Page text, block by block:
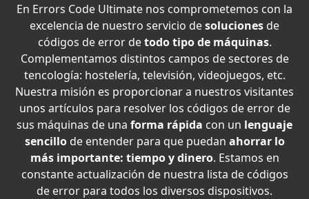
En Errors Code Ultimate nos comprometemos con la
excelencia de nuestro servicio desoluciones de
códigos de error detodo tipo de máquinas.
Complementamos distintos campos de sectores de
tencología: hostelería, televisión, videojuegos, etc.
Nuestra misión es proporcionar a nuestros visitantes
unos artículos para resolver los códigos de error de
sus máquinas de una forma rápida con un lenguaje
sencillode entender para que puedan ahorrar lo
más importante: tiempo y dinero. Estamos en
constante actualización de nuestra lista de códigos
de error para todos los diversos dispositivos.